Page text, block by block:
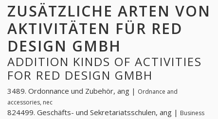
ZUSÄTZLICHE ARTEN VON
AKTIVITÄTEN FÜR RED
DESIGN GMBH
ADDITION KINDS OF ACTIVITIES
FOR RED DESIGN GMBH
3489. Ordonnance und Zubehör, ang | Ordnance and
accessories, nec
824499. Geschäfts- und Sekretariatsschulen, ang | Business